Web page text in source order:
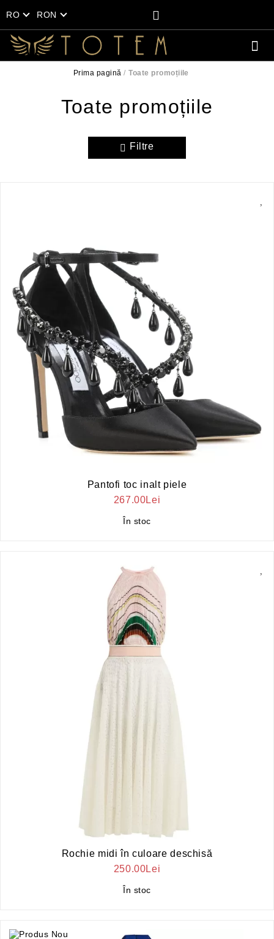
RO RON
Prima pagină Toate promoțiile
Toate promoțiile
Filtre
Pantofi toc inalt piele
267.00Lei
În stoc
Rochie midi în culoare deschisă
250.00Lei
În stoc